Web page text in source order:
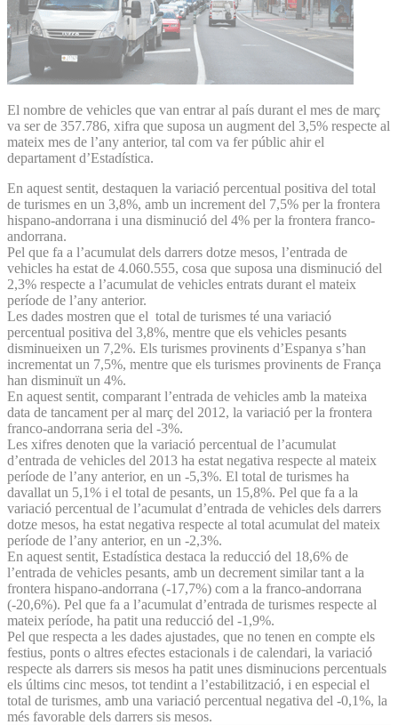
El nombre de vehicles que van entrar al país durant el mes de març
va ser de 357.786, xifra que suposa un augment del 3,5% respecte al
mateix mes de l’any anterior, tal com va fer públic ahir el
departament d’Estadística.
En aquest sentit, destaquen la variació percentual positiva del total
de turismes en un 3,8%, amb un increment del 7,5% per la frontera
hispano-andorrana i una disminució del 4% per la frontera franco-
andorrana.
Pel que fa a l’acumulat dels darrers dotze mesos, l’entrada de
vehicles ha estat de 4.060.555, cosa que suposa una disminució del
2,3% respecte a l’acumulat de vehicles entrats durant el mateix
període de l’any anterior.
Les dades mostren que el total de turismes té una variació
percentual positiva del 3,8%, mentre que els vehicles pesants
disminueixen un 7,2%. Els turismes provinents d’Espanya s’han
incrementat un 7,5%, mentre que els turismes provinents de França
han disminuït un 4%.
En aquest sentit, comparant l’entrada de vehicles amb la mateixa
data de tancament per al març del 2012, la variació per la frontera
franco-andorrana seria del -3%.
Les xifres denoten que la variació percentual de l’acumulat
d’entrada de vehicles del 2013 ha estat negativa respecte al mateix
període de l’any anterior, en un -5,3%. El total de turismes ha
davallat un 5,1% i el total de pesants, un 15,8%. Pel que fa a la
variació percentual de l’acumulat d’entrada de vehicles dels darrers
dotze mesos, ha estat negativa respecte al total acumulat del mateix
període de l’any anterior, en un -2,3%.
En aquest sentit, Estadística destaca la reducció del 18,6% de
l’entrada de vehicles pesants, amb un decrement similar tant a la
frontera hispano-andorrana (-17,7%) com a la franco-andorrana
(-20,6%). Pel que fa a l’acumulat d’entrada de turismes respecte al
mateix període, ha patit una reducció del -1,9%.
Pel que respecta a les dades ajustades, que no tenen en compte els
festius, ponts o altres efectes estacionals i de calendari, la variació
respecte als darrers sis mesos ha patit unes disminucions percentuals
els últims cinc mesos, tot tendint a l’estabilització, i en especial el
total de turismes, amb una variació percentual negativa del -0,1%, la
més favorable dels darrers sis mesos.